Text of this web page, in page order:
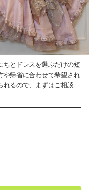
ちとドレスを選ぶだけの短
や帰省に合わせて希望され
れるので、まずはご相談